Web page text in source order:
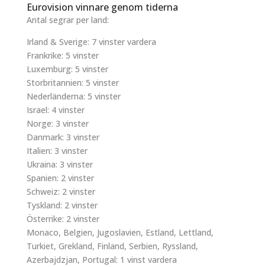
Eurovision vinnare genom tiderna
Antal segrar per land:
Irland & Sverige: 7 vinster vardera
Frankrike: 5 vinster
Luxemburg: 5 vinster
Storbritannien: 5 vinster
Nederländerna: 5 vinster
Israel: 4 vinster
Norge: 3 vinster
Danmark: 3 vinster
Italien: 3 vinster
Ukraina: 3 vinster
Spanien: 2 vinster
Schweiz: 2 vinster
Tyskland: 2 vinster
Österrike: 2 vinster
Monaco, Belgien, Jugoslavien, Estland, Lettland,
Turkiet, Grekland, Finland, Serbien, Ryssland,
Azerbajdzjan, Portugal: 1 vinst vardera